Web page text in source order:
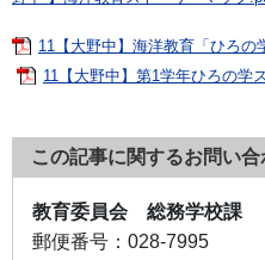
11【大野中】海洋教育「ひろ
11【大野中】第1学年ひろの学
この記事に関するお問い合
教育委員会 総務学校課
郵便番号： 028-7995